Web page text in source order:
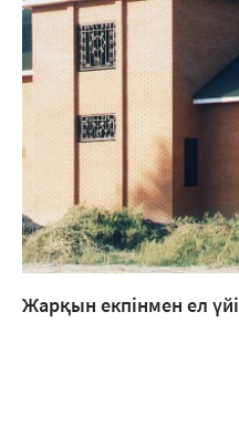
Жарқын екпінмен ел үйі